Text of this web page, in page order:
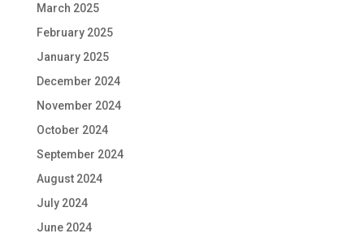
March 2025
February 2025
January 2025
December 2024
November 2024
October 2024
September 2024
August 2024
July 2024
June 2024